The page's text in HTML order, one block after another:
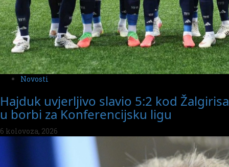
Novosti
Hajduk uvjerljivo slavio 5:2 kod Žalgirisa
u borbi za Konferencijsku ligu
6 kolovoza, 2026